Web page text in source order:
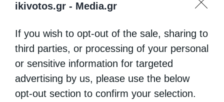
ikivotos.gr - Media.gr
If you wish to opt-out of the sale, sharing to
third parties, or processing of your personal
or sensitive information for targeted
advertising by us, please use the below
opt-out section to confirm your selection.
Η ειρωνεία